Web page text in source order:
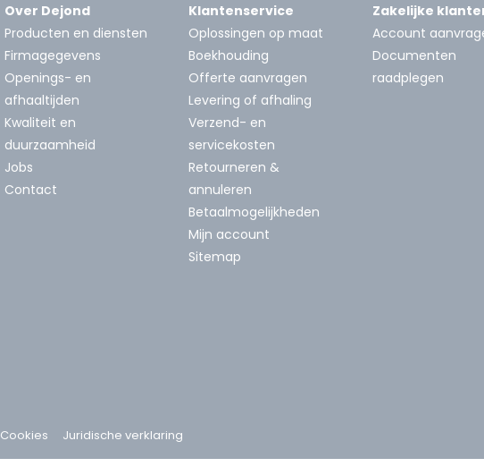
Over Dejond
Producten en diensten
Firmagegevens
Openings- en
afhaaltijden
Kwaliteit en
duurzaamheid
Jobs
Contact
Klantenservice
Oplossingen op maat
Boekhouding
Offerte aanvragen
Levering of afhaling
Verzend- en
servicekosten
Retourneren &
annuleren
Betaalmogelijkheden
Mijn account
Sitemap
Zakelijke
Account
Documenten
raadplegen
Cookies Juridische verklaring